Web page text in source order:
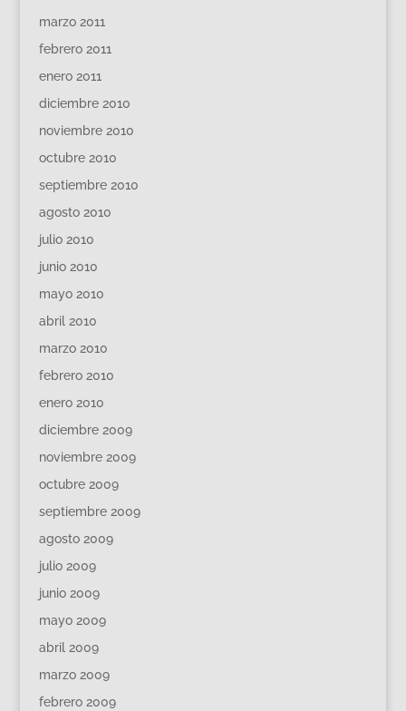
marzo 2011
febrero 2011
enero 2011
diciembre 2010
noviembre 2010
octubre 2010
septiembre 2010
agosto 2010
julio 2010
junio 2010
mayo 2010
abril 2010
marzo 2010
febrero 2010
enero 2010
diciembre 2009
noviembre 2009
octubre 2009
septiembre 2009
agosto 2009
julio 2009
junio 2009
mayo 2009
abril 2009
marzo 2009
febrero 2009